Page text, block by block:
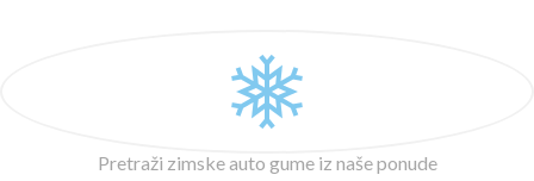
Pretraži zimske auto gume iz naše ponude